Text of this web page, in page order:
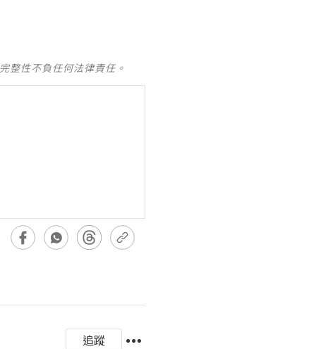
整性不負任何法律責任。
追蹤